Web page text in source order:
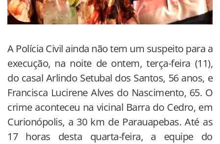
A Polícia Civil ainda não tem um suspeito para a
execução, na noite de ontem, terça-feira (11),
do casal Arlindo Setubal dos Santos, 56 anos, e
Francisca Lucirene Alves do Nascimento, 65. O
crime aconteceu na vicinal Barra do Cedro, em
Curionópolis, a 30 km de Parauapebas. Até as
17 horas desta quarta-feira, a equipe do